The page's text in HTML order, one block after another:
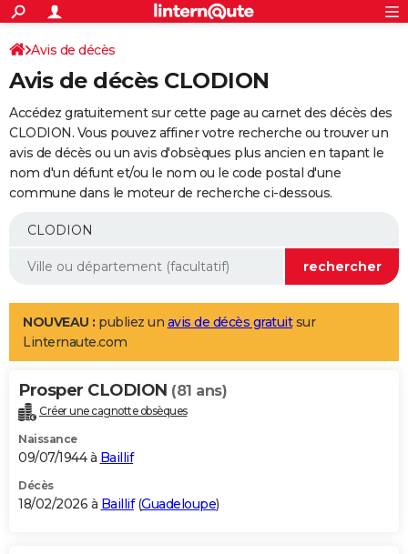
ACTUALITÉS
Politique
Société
Faits Divers
Education
Monde
Villes
+
SPORT
Coupe du monde 2026
Football
Tennis
Cyclisme
Rugby
Forum
Programme TV
TNT
Streaming
Cinéma
Sorties cinéma
Musique
+
FINANCE
Retraite
Epargne
Immobilier
Risques naturels par ville
Banque
Assurance
AUTO
Essais
Réserver un essai
Citadines
Berlines
SUV
Forum auto
+
Mobiles
Meilleur smartphone
Internet
Ordinateurs
Jeux vidéo
Guide high-tech
Aménagement intérieur
LIFESTYLE
Art de vivre
Bien-être
Loisirs
Mode
Modes de vie
Alimentation
Guide de la santé
Maladies
Médicaments
Sommeil
VOYAGE
Destinations
City break
Voyage nature
Voyage de noces
Forum
Climat
+PHOTO
GUIDES D'ACHAT
BONS PLANS
Avis de décès
Avis de décès CLODION
Accédez gratuitement sur cette page au carnet des décès des
CLODION. Vous pouvez affiner votre recherche ou trouver un
avis de décès ou un avis d'obsèques plus ancien en tapant le
nom d'un défunt et/ou le nom ou le code postal d'une
commune dans le moteur de recherche ci-dessous.
NOUVEAU : publiez un avis de décès gratuitsur
Linternaute.com
Prosper CLODION (81 ans)
Créer une cagnotte obsèques
Naissance
09/07/1944 à Baillif
Décès
18/02/2026 à Baillif(Guadeloupe)